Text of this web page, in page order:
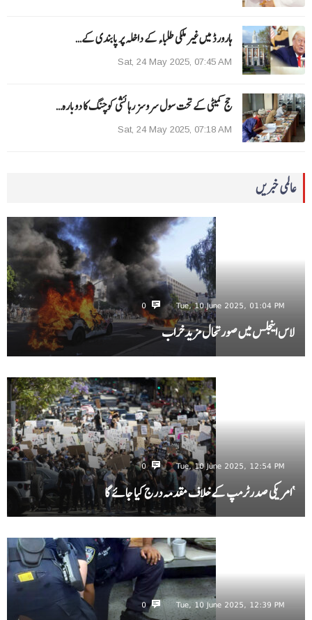
ہارورڈ میں غیر ملکی طلباء کے داخلہ پر پابندی کے…
Sat, 24 May 2025, 07:45 AM
حج کمیٹی کے تحت سول سروسز رہائشی کوچنگ کا دوبارہ…
Sat, 24 May 2025, 07:18 AM
عالمی خبریں
Tue, 10 June 2025, 01:04 PM
0
لاس اینجلس میں صورتحال مزید خراب
Tue, 10 June 2025, 12:54 PM
0
‘امریکی صدرٹرمپ کے خلاف مقدمہ درج کیا جائے گا
Tue, 10 June 2025, 12:39 PM
0